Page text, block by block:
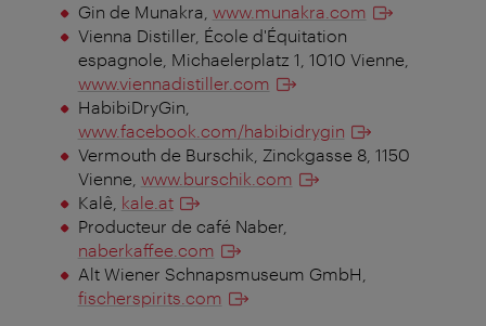
Gin de Munakra, www.munakra.com
Vienna Distiller, École d'Équitation
espagnole, Michaelerplatz 1, 1010 Vienne,
www.viennadistiller.com
HabibiDryGin,
www.facebook.com/habibidrygin
Vermouth de Burschik, Zinckgasse 8, 1150
Vienne, www.burschik.com
Kalê, kale.at
Producteur de café Naber,
naberkaffee.com
Alt Wiener Schnapsmuseum GmbH,
fischerspirits.com